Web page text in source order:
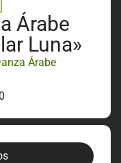
Árabe
Luna»
Árabe